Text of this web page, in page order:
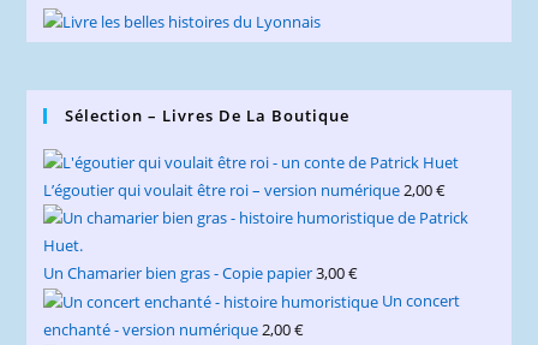
Sélection – Livres De La Boutique
L’égoutier qui voulait être roi – version numérique2,00€
Un Chamarier bien gras - Copie papier3,00€
Un concert
enchanté - version numérique2,00€